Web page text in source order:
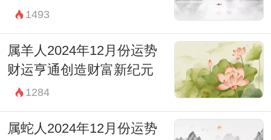
1493
属羊人2024年12月份运势
财运亨通创造财富新纪元
1284
属蛇人2024年12月份运势